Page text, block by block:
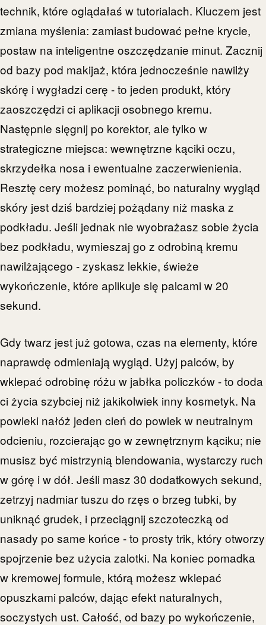
technik, które oglądałaś w tutorialach. Kluczem jest
zmiana myślenia: zamiast budować pełne krycie,
postaw na inteligentne oszczędzanie minut. Zacznij
od bazy pod makijaż, która jednocześnie nawilży
skórę i wygładzi cerę - to jeden produkt, który
zaoszczędzi ci aplikacji osobnego kremu.
Następnie sięgnij po korektor, ale tylko w
strategiczne miejsca: wewnętrzne kąciki oczu,
skrzydełka nosa i ewentualne zaczerwienienia.
Resztę cery możesz pominąć, bo naturalny wygląd
skóry jest dziś bardziej pożądany niż maska z
podkładu. Jeśli jednak nie wyobrażasz sobie życia
bez podkładu, wymieszaj go z odrobiną kremu
nawilżającego - zyskasz lekkie, świeże
wykończenie, które aplikuje się palcami w 20
sekund.
Gdy twarz jest już gotowa, czas na elementy, które
naprawdę odmieniają wygląd. Użyj palców, by
wklepać odrobinę różu w jabłka policzków - to doda
ci życia szybciej niż jakikolwiek inny kosmetyk. Na
powieki nałóż jeden cień do powiek w neutralnym
odcieniu, rozcierając go w zewnętrznym kąciku; nie
musisz być mistrzynią blendowania, wystarczy ruch
w górę i w dół. Jeśli masz 30 dodatkowych sekund,
zetrzyj nadmiar tuszu do rzęs o brzeg tubki, by
uniknąć grudek, i przeciągnij szczoteczką od
nasady po same końce - to prosty trik, który otworzy
spojrzenie bez użycia zalotki. Na koniec pomadka
w kremowej formule, którą możesz wklepać
opuszkami palców, dając efekt naturalnych,
soczystych ust. Całość, od bazy po wykończenie,